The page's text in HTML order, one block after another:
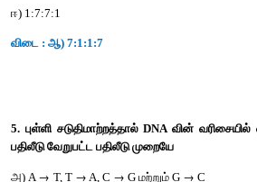
இ) 3 மற்றும் 4
ஈ) 1 மற்றும் 4